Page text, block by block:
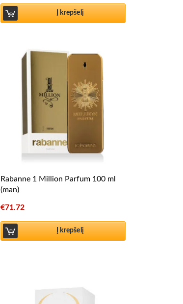
Į krepšelį
Rabanne 1 Million Parfum 100 ml
(man)
€71.72
Į krepšelį